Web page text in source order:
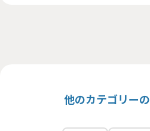
他のカテゴリー